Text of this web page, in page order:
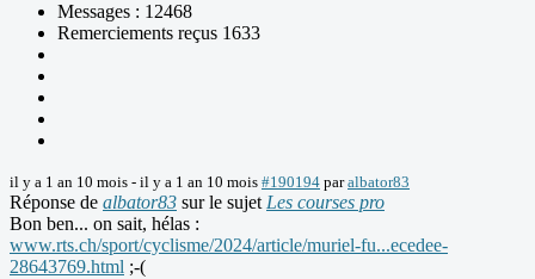
Messages : 12468
Remerciements reçus 1633
il y a 1 an 10 mois - il y a 1 an 10 mois #190194 paralbator83
Réponse de albator83 sur le sujet Les courses pro
Bon ben... on sait, hélas :
www.rts.ch/sport/cyclisme/2024/article/muriel-fu...ecedee-
28643769.html ;-(